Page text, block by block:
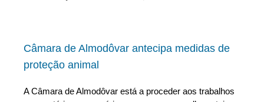
Câmara de Almodôvar antecipa medidas de
proteção animal
A Câmara de Almodôvar está a proceder aos trabalhos